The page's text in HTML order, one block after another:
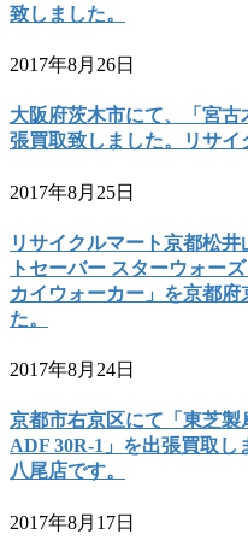
致しました。
2017年8月26日
大阪府茨木市にて、「宮
張買取致しました。リサイ
2017年8月25日
リサイクルマート京都松
トセーバー スターウォー
カイウォーカー」を京都
た。
2017年8月24日
京都市右京区にて「東芝
ADF 30R-1」を出張買取
八尾店です。
2017年8月17日